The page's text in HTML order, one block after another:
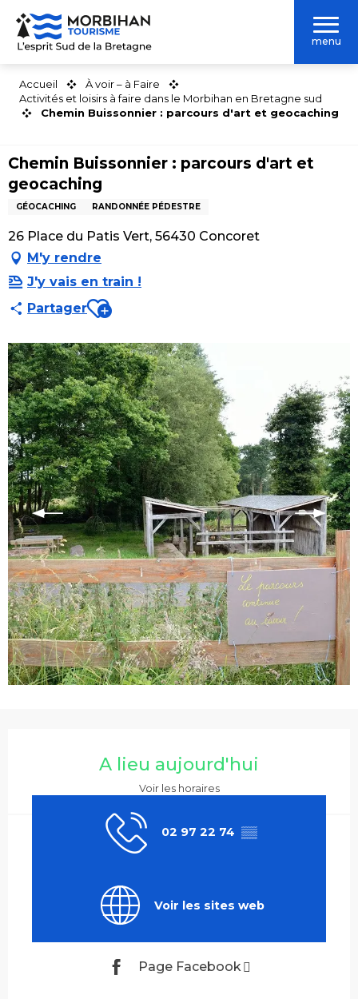
Aller
contenu
menu
Accueil
À voir – à Faire
Activités et loisirs à faire dans le Morbihan en Bretagne sud
Chemin Buissonnier : parcours d'art et geocaching
Chemin Buissonnier : parcours d'art et
geocaching
GÉOCACHING RANDONNÉE PÉDESTRE
26 Place du Patis Vert, 56430 Concoret
M'y rendre
J'y vais en train !
PartagerAjouter aux favoris
A lieu aujourd'hui
Voir les horaires
02 97 22 74 ▒▒
Voir les sites web
Page Facebook